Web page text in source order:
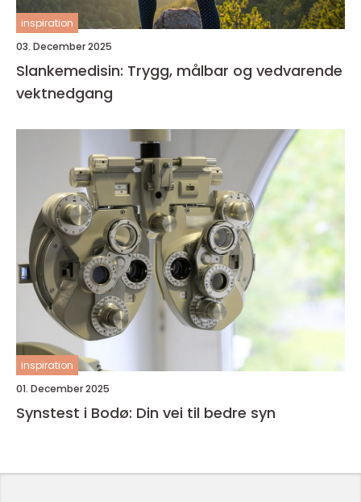
inspiration
03. December 2025
Slankemedisin: Trygg, målbar og vedvarende
vektnedgang
inspiration
01. December 2025
Synstest i Bodø: Din vei til bedre syn